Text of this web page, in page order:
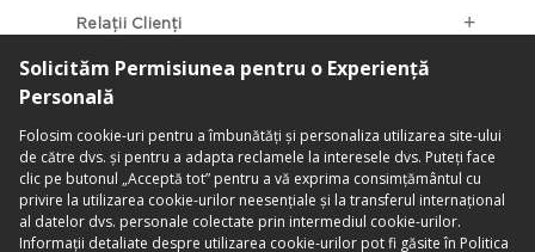
Relații Clienți
Categorii Populare
Localizarea Magazinelor
contact@penti.com.ro